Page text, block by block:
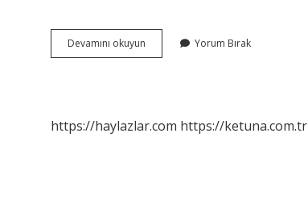
Devamını okuyun Akdeniz
Iklimi
Yorum Bırak
https://haylazlar.com https://ketuna.com.tr